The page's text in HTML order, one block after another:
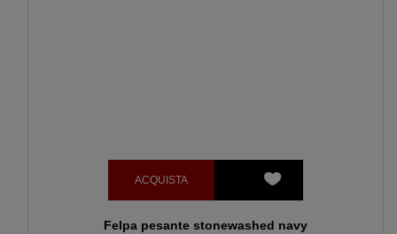
ACQUISTA
Felpa pesante stonewashed navy